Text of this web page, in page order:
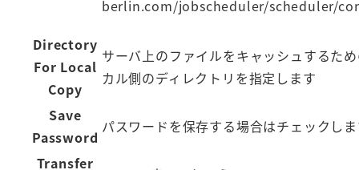
berlin.com/jobscheduler/scheduler/
Directory
For Local
Copy
サーバ上のファイルをキャッシュするた
カル側のディレクトリを指定します
Save
Password
パスワードを保存する場合はチェックし
Transfer